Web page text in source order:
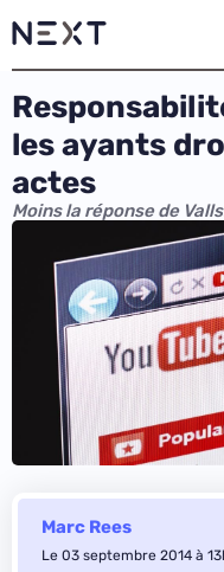
les ayants
actes
Moins la réponse de
Marc Rees
Le 03 septembre 2014 à